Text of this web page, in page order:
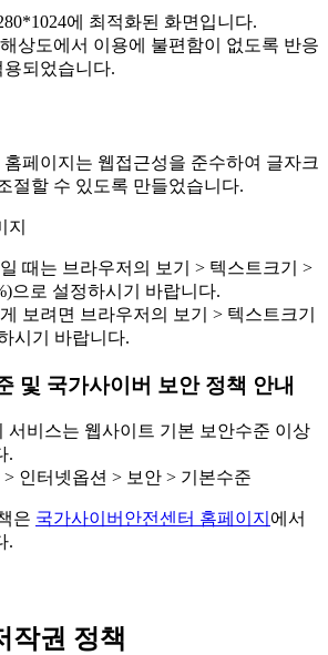
에 최적화된 화면입니다.
상도에서 이용에 불편함이 없도록 반응
되었습니다.
페이지는 웹접근성을 준수하여 글자크
절할 수 있도록 만들었습니다.
때는 브라우저의 보기 > 텍스트크기 >
으로 설정하시기 바랍니다.
보려면 브라우저의 보기 > 텍스트크기
시기 바랍니다.
및 국가사이버 보안 정책 안내
서비스는 웹사이트 기본 보안수준 이상
.
인터넷옵션 > 보안 > 기본수준
은 국가사이버안전센터 홈페이지 에서
.
작권 정책